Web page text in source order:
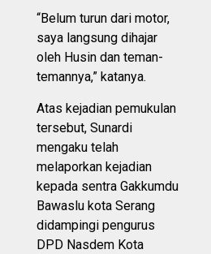
“Belum turun dari motor,
saya langsung dihajar
oleh Husin dan teman-
temannya,” katanya.
Atas kejadian pemukulan
tersebut, Sunardi
mengaku telah
melaporkan kejadian
kepada sentra Gakkumdu
Bawaslu kota Serang
didampingi pengurus
DPD Nasdem Kota